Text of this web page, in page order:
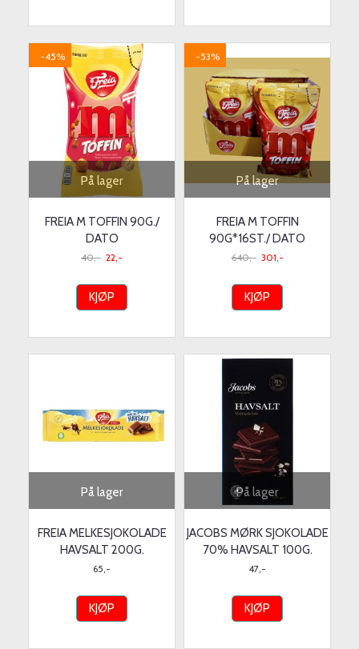
På lager
-45%
FREIA M TOFFIN 90G./
DATO
40,- 22,-
KJØP
På lager
-53%
FREIA M TOFFIN
90G*16ST./ DATO
640,- 301,-
KJØP
På lager
FREIA MELKESJOKOLADE
HAVSALT 200G.
65,-
KJØP
På lager
JACOBS MØRK SJOKOLADE
70% HAVSALT 100G.
47,-
KJØP